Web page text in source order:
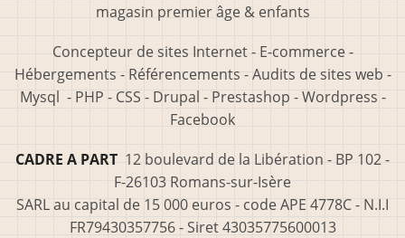
magasin premier âge & enfants
Concepteur de sites Internet - E-commerce -
Hébergements - Référencements - Audits de sites web -
Mysql - PHP - CSS - Drupal - Prestashop - Wordpress -
Facebook
CADRE A PART 12 boulevard de la Libération - BP 102 -
F-26103 Romans-sur-Isère
SARL au capital de 15 000 euros - code APE 4778C - N.I.I
FR79430357756 - Siret 43035775600013